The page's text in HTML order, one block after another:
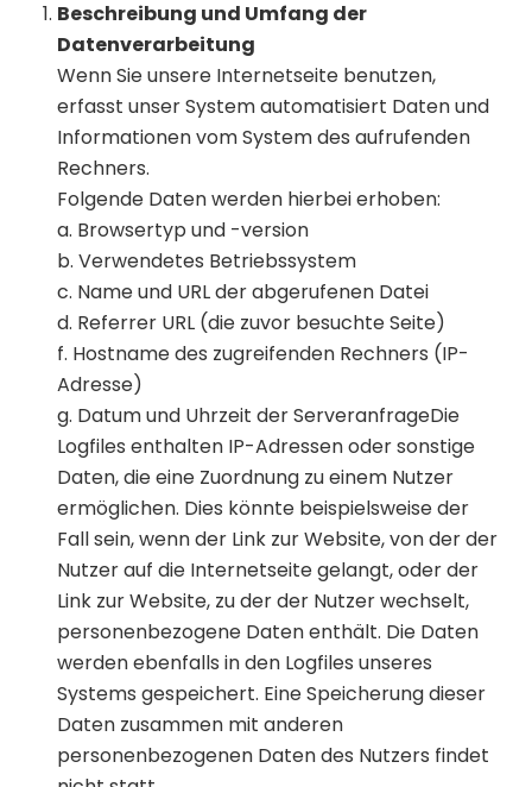
Beschreibung und Umfang der
Datenverarbeitung
Wenn Sie unsere Internetseite benutzen,
erfasst unser System automatisiert Daten und
Informationen vom System des aufrufenden
Rechners.
Folgende Daten werden hierbei erhoben:
a. Browsertyp und -version
b. Verwendetes Betriebssystem
c. Name und URL der abgerufenen Datei
d. Referrer URL (die zuvor besuchte Seite)
f. Hostname des zugreifenden Rechners (IP-
Adresse)
g. Datum und Uhrzeit der ServeranfrageDie
Logfiles enthalten IP-Adressen oder sonstige
Daten, die eine Zuordnung zu einem Nutzer
ermöglichen. Dies könnte beispielsweise der
Fall sein, wenn der Link zur Website, von der der
Nutzer auf die Internetseite gelangt, oder der
Link zur Website, zu der der Nutzer wechselt,
personenbezogene Daten enthält. Die Daten
werden ebenfalls in den Logfiles unseres
Systems gespeichert. Eine Speicherung dieser
Daten zusammen mit anderen
personenbezogenen Daten des Nutzers findet